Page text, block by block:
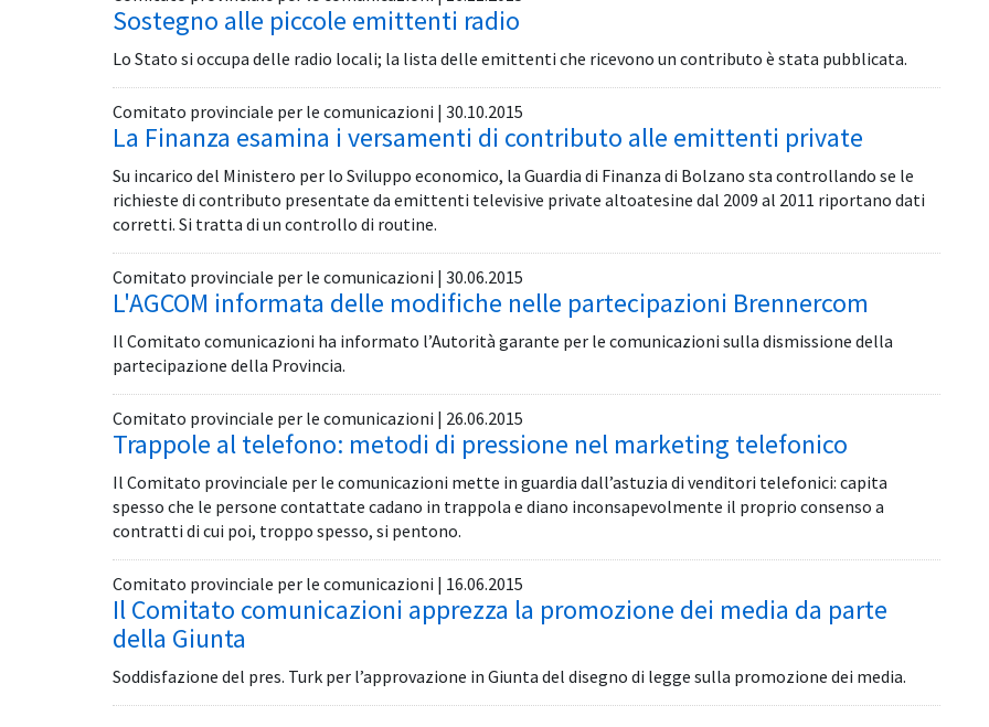
Sostegno alle piccole emittenti radio
Lo Stato si occupa delle radio locali; la lista delle emittenti che ricevono un contributo è stata pubblicata.
Comitato provinciale per le comunicazioni | 30.10.2015
La Finanza esamina i versamenti di contributo alle emittenti private
Su incarico del Ministero per lo Sviluppo economico, la Guardia di Finanza di Bolzano sta controllando se le
richieste di contributo presentate da emittenti televisive private altoatesine dal 2009 al 2011 riportano dati
corretti. Si tratta di un controllo di routine.
Comitato provinciale per le comunicazioni | 30.06.2015
L'AGCOM informata delle modifiche nelle partecipazioni Brennercom
Il Comitato comunicazioni ha informato l’Autorità garante per le comunicazioni sulla dismissione della
partecipazione della Provincia.
Comitato provinciale per le comunicazioni | 26.06.2015
Trappole al telefono: metodi di pressione nel marketing telefonico
Il Comitato provinciale per le comunicazioni mette in guardia dall’astuzia di venditori telefonici: capita
spesso che le persone contattate cadano in trappola e diano inconsapevolmente il proprio consenso a
contratti di cui poi, troppo spesso, si pentono.
Comitato provinciale per le comunicazioni | 16.06.2015
Il Comitato comunicazioni apprezza la promozione dei media da parte
della Giunta
Soddisfazione del pres. Turk per l’approvazione in Giunta del disegno di legge sulla promozione dei media.